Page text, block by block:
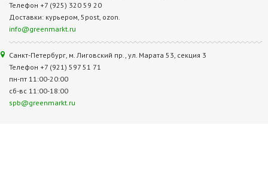
Телефон +7 (925) 320 59 20
Доставки: курьером, 5post, ozon.
info@greenmarkt.ru
Санкт-Петербург, м. Лиговский пр., ул. Марата 53, секция 3
Телефон +7 (921) 597 51 71
пн-пт 11:00-20:00
сб-вс 11:00-18:00
spb@greenmarkt.ru